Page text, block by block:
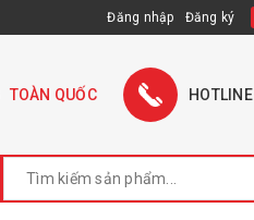
Đăng nhập Đăng ký
TOÀN QUỐC HOTLINE